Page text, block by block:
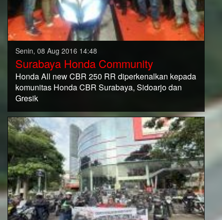
Senin, 08 Aug 2016 14:48
Surabaya Honda Community
Honda All new CBR 250 RR diperkenalkan kepada
komunitas Honda CBR Surabaya, Sidoarjo dan
Gresik